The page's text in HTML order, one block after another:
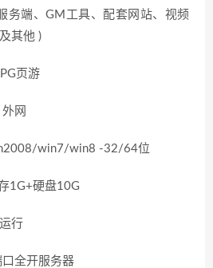
务端、GM工具、配套网站、视频
其他 )
页游
网
win7/win8 -32/64位
1G+硬盘10G
行
全开服务器